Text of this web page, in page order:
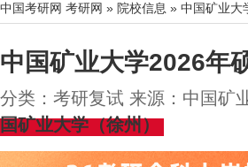
中国考研网 考研网 » 院校信息 » 中国矿业大
中国矿业大学2026年
分类：考研复试 来源：中国
国矿业大学（徐州）